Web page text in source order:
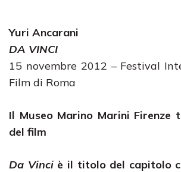
Yuri Ancarani
DA VINCI
15 novembre 2012 – Festival
Film di Roma
Il Museo Marino Marini
del film
Da Vinciè il titolo del capitolo